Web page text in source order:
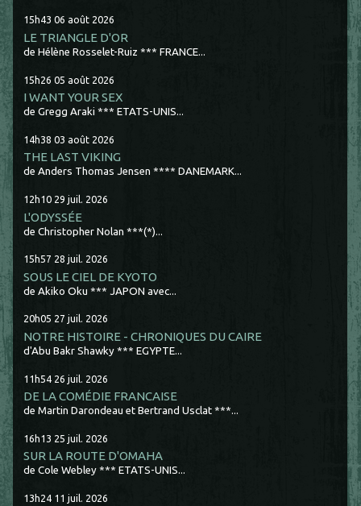
15h43 06 août 2026
LE TRIANGLE D'OR
de Hélène Rosselet-Ruiz *** FRANCE...
15h26 05 août 2026
I WANT YOUR SEX
de Gregg Araki *** ETATS-UNIS...
14h38 03 août 2026
THE LAST VIKING
de Anders Thomas Jensen **** DANEMARK...
12h10 29 juil. 2026
L'ODYSSÉE
de Christopher Nolan ***(*)...
15h57 28 juil. 2026
SOUS LE CIEL DE KYOTO
de Akiko Oku *** JAPON avec...
20h05 27 juil. 2026
NOTRE HISTOIRE - CHRONIQUES DU CAIRE
d'Abu Bakr Shawky *** EGYPTE...
11h54 26 juil. 2026
DE LA COMÉDIE FRANCAISE
de Martin Darondeau et Bertrand Usclat ***...
16h13 25 juil. 2026
SUR LA ROUTE D'OMAHA
de Cole Webley *** ETATS-UNIS...
13h24 11 juil. 2026